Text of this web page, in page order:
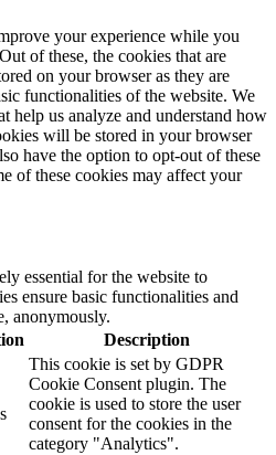
your experience while you
of these, the cookies that are
on your browser as they are
functionalities of the website. We
help us analyze and understand how
will be stored in your browser
have the option to opt-out of these
of these cookies may affect your
essential for the website to
ensure basic functionalities and
anonymously.
Description
This cookie is set by GDPR
Cookie Consent plugin. The
cookie is used to store the user
consent for the cookies in the
category "Analytics".